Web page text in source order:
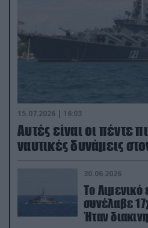
15.07.2026 | 16:03
Aυτές είναι οι πέντε
ναυτικές δυνάμεις
30.06.2026
Το Λιμενικό
συνέλαβε
Ήταν